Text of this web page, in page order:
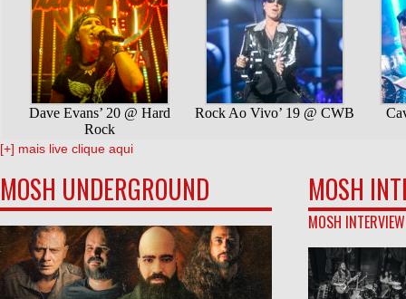
[+] mais live clique aqui
MOSH UNDERGROUND MOSH
MOSH